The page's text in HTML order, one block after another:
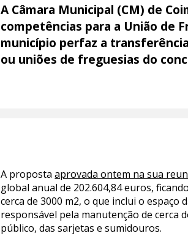
A Câmara Municipal (CM) de
competências para a União de
município perfaz a
ou uniões de freguesias do
A propostaaprovada ontem na sua
global anual de 202.604,84 euros,
cerca de 3000 m2, o que inclui o espaço
responsável pela manutenção de cerca
público, das sarjetas e sumidouros.